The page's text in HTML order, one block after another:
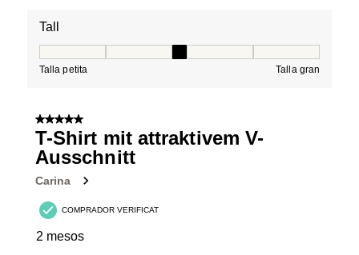
Tall
Talla petita Talla gran
5 de 5 estrelles.
T-Shirt mit attraktivem V-
Ausschnitt
Carina
COMPRADOR VERIFICAT
2 mesos